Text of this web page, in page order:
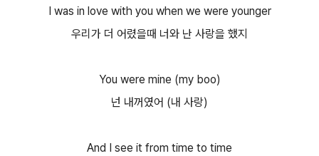
I was in love with you when we were younger
우리가 더 어렸을때 너와 난 사랑을 했지
You were mine (my boo)
넌 내꺼였어 (내 사랑)
And I see it from time to time